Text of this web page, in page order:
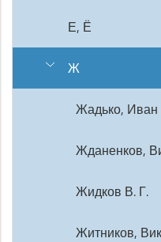
Е, Ё
Ж
Жадько, Иван
Жданенков,
Жидков В. Г.
Житников,